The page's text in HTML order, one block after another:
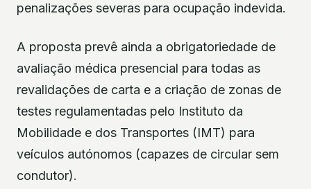
penalizações severas para ocupação indevida.
A proposta prevê ainda a obrigatoriedade de
avaliação médica presencial para todas as
revalidações de carta e a criação de zonas de
testes regulamentadas pelo Instituto da
Mobilidade e dos Transportes (IMT) para
veículos autónomos (capazes de circular sem
condutor).